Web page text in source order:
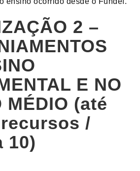
2 –
E NO
MÉDIO (até
/
10)